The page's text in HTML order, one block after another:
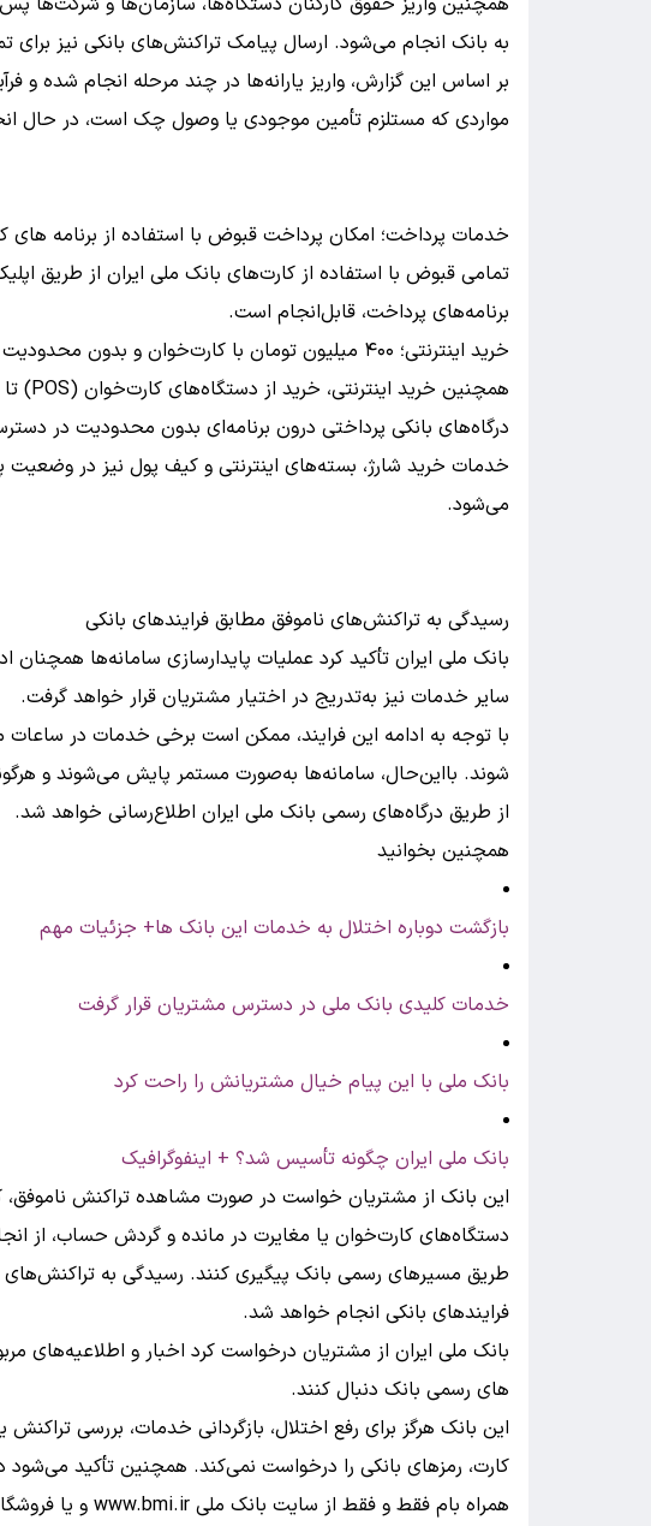
به بانک انجام می‌شود. ارسال پیامک تراکنش‌های بانکی نیز برای
بر اساس این گزارش، واریز یارانه‌ها در چند مرحله انجام شده و
مواردی که مستلزم تأمین موجودی یا وصول چک است، در حال
خدمات پرداخت؛ امکان پرداخت قبوض با استفاده از برنامه های
تمامی قبوض با استفاده از کارت‌های بانک ملی ایران از طریق
برنامه‌های پرداخت، قابل‌انجام است.
خرید اینترنتی؛ ۴۰۰ میلیون تومان با کارت‌خوان و بدون محدودیت در درگاه‌های بانکی درون برنامه‌ای
درگاه‌های بانکی پرداختی درون برنامه‌ای بدون محدودیت در
خدمات خرید شارژ، بسته‌های اینترنتی و کیف پول نیز در وضعیت
می‌شود.
رسیدگی به تراکنش‌های ناموفق مطابق فرایندهای بانکی
بانک ملی ایران تأکید کرد عملیات پایدارسازی سامانه‌ها همچنان
سایر خدمات نیز به‌تدریج در اختیار مشتریان قرار خواهد گرفت.
با توجه به ادامه این فرایند، ممکن است برخی خدمات در
شوند. بااین‌حال، سامانه‌ها به‌صورت مستمر پایش می‌شوند و
از طریق درگاه‌های رسمی بانک ملی ایران اطلاع‌رسانی خواهد شد.
همچنین بخوانید
بازگشت دوباره اختلال به خدمات این بانک ها+ جزئیات مهم
خدمات کلیدی بانک ملی در دسترس مشتریان قرار گرفت
بانک ملی با این پیام خیال مشتریانش را راحت کرد
بانک ملی ایران چگونه تأسیس شد؟ + اینفوگرافیک
این بانک از مشتریان خواست در صورت مشاهده تراکنش
دستگاه‌های کارت‌خوان یا مغایرت در مانده و گردش حساب، از
طریق مسیرهای رسمی بانک پیگیری کنند. رسیدگی به تراکنش‌های
فرایندهای بانکی انجام خواهد شد.
بانک ملی ایران از مشتریان درخواست کرد اخبار و اطلاعیه‌های
های رسمی بانک دنبال کنند.
این بانک هرگز برای رفع اختلال، بازگردانی خدمات، بررسی
کارت، رمزهای بانکی را درخواست نمی‌کند. همچنین تأکید
همراه بام فقط و فقط از سایت بانک ملی www.bmi.ir و یا فروشگاه‌های معتبر اقدام شود.